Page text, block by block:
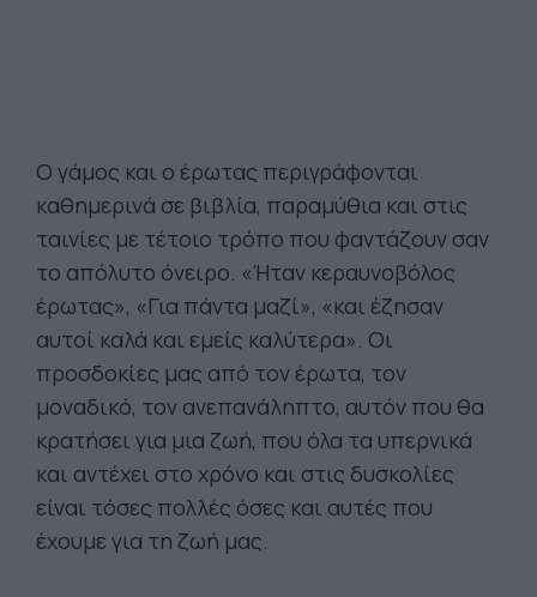
Ο γάμος και ο έρωτας περιγράφονται
καθημερινά σε βιβλία, παραμύθια και στις
ταινίες με τέτοιο τρόπο που φαντάζουν σαν
το απόλυτο όνειρο. «Ήταν κεραυνοβόλος
έρωτας», «Για πάντα μαζί», «και έζησαν
αυτοί καλά και εμείς καλύτερα». Οι
προσδοκίες μας από τον έρωτα, τον
μοναδικό, τον ανεπανάληπτο, αυτόν που θα
κρατήσει για μια ζωή, που όλα τα υπερνικά
και αντέχει στο χρόνο και στις δυσκολίες
είναι τόσες πολλές όσες και αυτές που
έχουμε για τη ζωή μας.